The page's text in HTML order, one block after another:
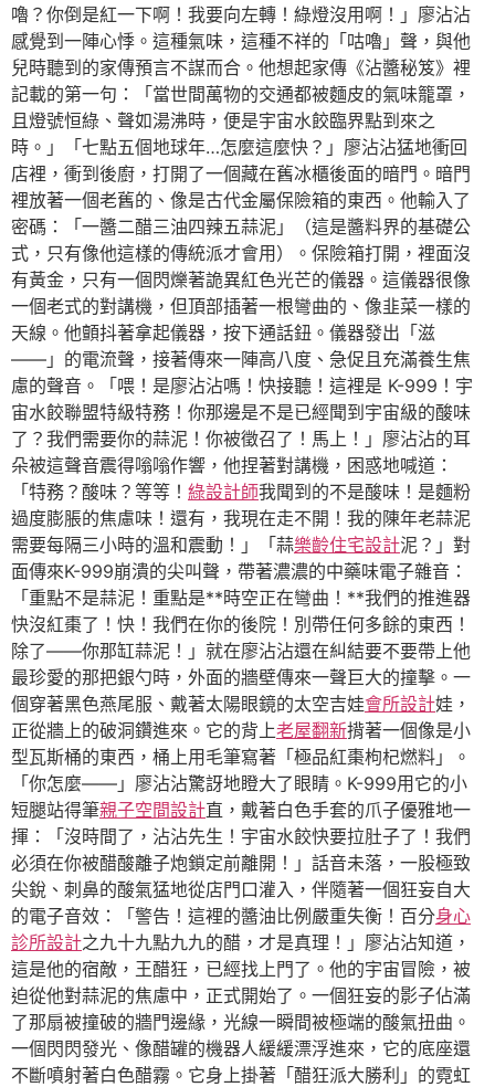
嚕？你倒是紅一下啊！我要向左轉！綠燈沒用啊！」廖沾沾
感覺到一陣心悸。這種氣味，這種不祥的「咕嚕」聲，與他
兒時聽到的家傳預言不謀而合。他想起家傳《沾醬秘笈》裡
記載的第一句：「當世間萬物的交通都被麵皮的氣味籠罩，
且燈號恒綠、聲如湯沸時，便是宇宙水餃臨界點到來之
時。」「七點五個地球年…怎麼這麼快？」廖沾沾猛地衝回
店裡，衝到後廚，打開了一個藏在舊冰櫃後面的暗門。暗門
裡放著一個老舊的、像是古代金屬保險箱的東西。他輸入了
密碼：「一醬二醋三油四辣五蒜泥」（這是醬料界的基礎公
式，只有像他這樣的傳統派才會用）。保險箱打開，裡面沒
有黃金，只有一個閃爍著詭異紅色光芒的儀器。這儀器很像
一個老式的對講機，但頂部插著一根彎曲的、像韭菜一樣的
天線。他顫抖著拿起儀器，按下通話鈕。儀器發出「滋
——」的電流聲，接著傳來一陣高八度、急促且充滿養生焦
慮的聲音。「喂！是廖沾沾嗎！快接聽！這裡是 K-999！宇
宙水餃聯盟特級特務！你那邊是不是已經聞到宇宙級的酸味
了？我們需要你的蒜泥！你被徵召了！馬上！」廖沾沾的耳
朵被這聲音震得嗡嗡作響，他捏著對講機，困惑地喊道：
「特務？酸味？等等！ 綠設計師我聞到的不是酸味！是麵粉
過度膨脹的焦慮味！還有，我現在走不開！我的陳年老蒜泥
需要每隔三小時的溫和震動！」「蒜樂齡住宅設計泥？」對
面傳來K-999崩潰的尖叫聲，帶著濃濃的中藥味電子雜音：
「重點不是蒜泥！重點是**時空正在彎曲！**我們的推進器
快沒紅棗了！快！我們在你的後院！別帶任何多餘的東西！
除了——你那缸蒜泥！」就在廖沾沾還在糾結要不要帶上他
最珍愛的那把銀勺時，外面的牆壁傳來一聲巨大的撞擊。一
個穿著黑色燕尾服、戴著太陽眼鏡的太空吉娃會所設計娃，
正從牆上的破洞鑽進來。它的背上老屋翻新揹著一個像是小
型瓦斯桶的東西，桶上用毛筆寫著「極品紅棗枸杞燃料」。
「你怎麼——」廖沾沾驚訝地瞪大了眼睛。K-999用它的小
短腿站得筆親子空間設計直，戴著白色手套的爪子優雅地一
揮：「沒時間了，沾沾先生！宇宙水餃快要拉肚子了！我們
必須在你被醋酸離子炮鎖定前離開！」話音未落，一股極致
尖銳、刺鼻的酸氣猛地從店門口灌入，伴隨著一個狂妄自大
的電子音效：「警告！這裡的醬油比例嚴重失衡！百分身心
診所設計之九十九點九九的醋，才是真理！」廖沾沾知道，
這是他的宿敵，王醋狂，已經找上門了。他的宇宙冒險，被
迫從他對蒜泥的焦慮中，正式開始了。一個狂妄的影子佔滿
了那扇被撞破的牆門邊緣，光線一瞬間被極端的酸氣扭曲。
一個閃閃發光、像醋罐的機器人緩緩漂浮進來，它的底座還
不斷噴射著白色醋霧。它身上掛著「醋狂派大勝利」的霓虹